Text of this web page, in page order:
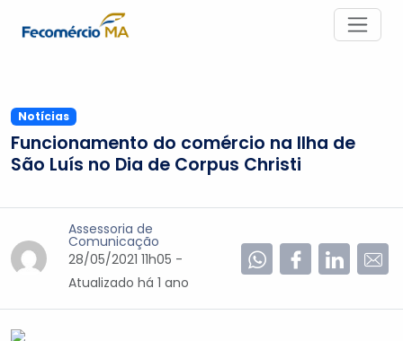
Notícias
Funcionamento do comércio na Ilha de
São Luís no Dia de Corpus Christi
Assessoria de
Comunicação
28/05/2021 11h05 -
Atualizadohá 1 ano